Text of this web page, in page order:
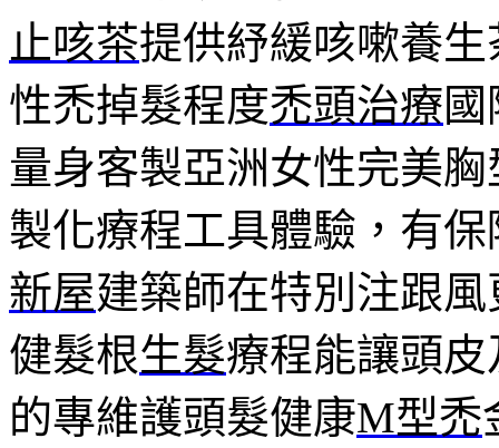
止咳茶提供紓緩咳嗽養
性禿掉髮程度禿頭治療
量身客製亞洲女性完美胸
製化療程工具體驗，有
新屋建築師在特別注跟
健髮根生髮療程能讓頭
的專維護頭髮健康M型禿